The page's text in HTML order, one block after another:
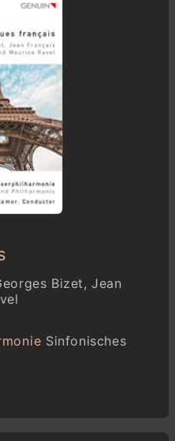
Bizet, Jean
Sinfonisches